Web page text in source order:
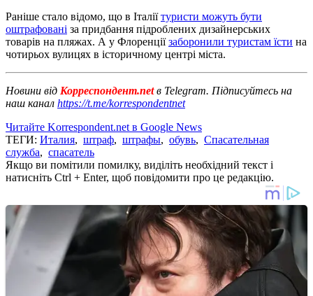
Раніше стало відомо, що в Італіїтуристи можуть бути
оштрафовані за придбання підроблених дизайнерських
товарів на пляжах. А у Флоренціїзаборонили туристам їсти на
чотирьох вулицях в історичному центрі міста.
Новини від Корреспондент.netв Telegram. Підписуйтесь на
наш канал https://t.me/korrespondentnet
Читайте Korrespondent.net в Google News
ТЕГИ: Италия, штраф, штрафы, обувь, Спасательная
служба, спасатель
Якщо ви помітили помилку, виділіть необхідний текст і
натисніть Ctrl + Enter, щоб повідомити про це редакцію.